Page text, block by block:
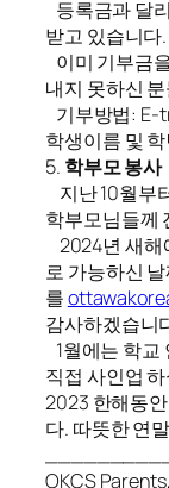
등록금과 달
받고 있습니다.
이미 기부금
내지 못하신
기부방법:
학생이름 및
5. 학부모 봉사
지난 10월부
학부모님들께
2024년 새해
로 가능하신
를
감사하겠습니
1월에는 학
직접 사인업
2023 한해동
다. 따뜻한 연
OKCS Parents,